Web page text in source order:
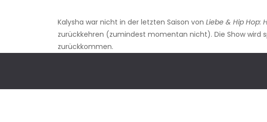
Kalysha war nicht in der letzten Saison von Liebe & Hip Hop:
zurückkehren (zumindest momentan nicht). Die Show wird
zurückkommen.